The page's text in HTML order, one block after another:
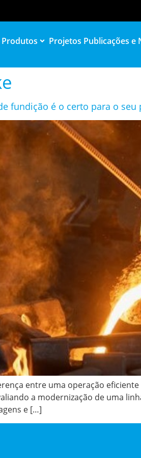
Produtos Projetos Publicações e
fundição é o certo para o seu
entre uma operação
a modernização de uma
e […]